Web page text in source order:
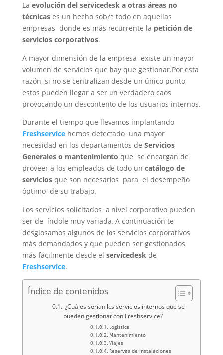
La evolución del servicedesk a otras áreas no
técnicases un hecho sobre todo en aquellas
empresas donde es más recurrente la petición de
servicios corporativos.
A mayor dimensión de la empresa existe un mayor
volumen de servicios que hay que gestionar.Por esta
razón, si no se centralizan desde un único punto,
estos pueden llegar a ser un verdadero caos
provocando un descontento de los usuarios internos.
Durante el tiempo que llevamos implantando
Freshservicehemos detectado una mayor
necesidad en los departamentos de Servicios
Generales o mantenimiento que se encargan de
proveer a los empleados de todo un catálogo de
serviciosque son necesarios para el desempeño
óptimo de su trabajo.
Los servicios solicitados a nivel corporativo pueden
ser de índole muy variada. A continuación te
desglosamos algunos de los servicios corporativos
más demandados y que pueden ser gestionados
más fácilmente desde el servicedeskde
Freshservice.
Índice de contenidos
¿Cuáles serían los servicios internos que se
pueden gestionar con Freshservice?
Logística
Mantenimiento
Viajes
Reservas de instalaciones